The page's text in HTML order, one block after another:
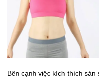
Bên cạnh việc kích thích